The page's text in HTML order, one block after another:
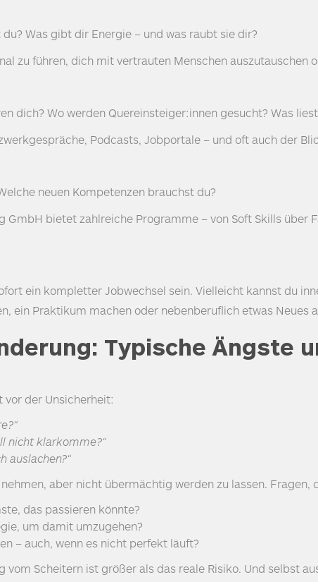
Was gibt dir Energie – und was raubt sie dir?
zu führen, dich mit vertrauten Menschen auszutauschen
dich? Wo werden Quereinsteiger:innen gesucht? Was
Podcasts, Jobportale – und oft auch der
neuen Kompetenzen brauchst du?
GmbH bietet zahlreiche Programme – von Soft Skills über
ein kompletter Jobwechsel sein. Vielleicht kannst du
ein Praktikum machen oder nebenberuflich etwas Neues
Typische Ängste
vor der Unsicherheit:
nicht klarkomme?“
auslachen?“
aber nicht übermächtig werden zu lassen. Fragen,
das passieren könnte?
um damit umzugehen?
– auch, wenn es nicht perfekt läuft?
vom Scheitern ist größer als das reale Risiko. Und selbst